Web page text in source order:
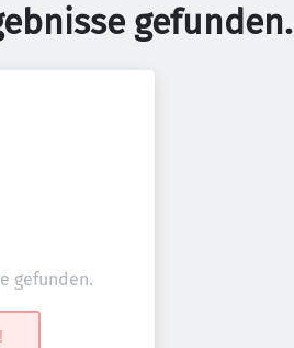
gefunden.
gefunden.